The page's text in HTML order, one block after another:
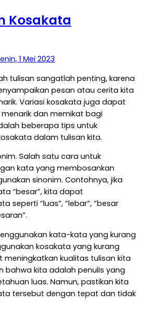
Kosakata
1 Mei 2023
tulisan sangatlah penting, karena
pesan atau cerita kita
Variasi kosakata juga dapat
dan memikat bagi
beberapa tips untuk
dalam tulisan kita.
Salah satu cara untuk
kata yang membosankan
sinonim. Contohnya, jika
“besar”, kita dapat
seperti “luas”, “lebar”, “besar
kata-kata yang kurang
kosakata yang kurang
kualitas tulisan kita
bahwa kita adalah penulis yang
luas. Namun, pastikan kita
tersebut dengan tepat dan tidak